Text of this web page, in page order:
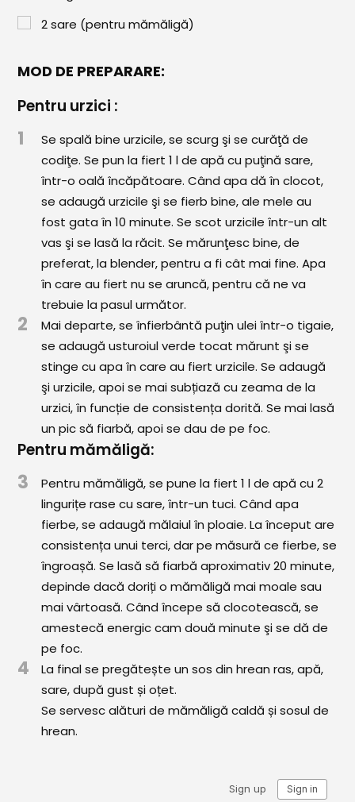
Supe și Ciorbe
Rețete Video
Comunitatea
Librărie
Adaugă o rețetă
Cum adăugăm o rețetă
Regulament de postare
CONCURS
2 sare (pentru mămăligă)
MOD DE PREPARARE:
Pentru urzici :
1
Se spală bine urzicile, se scurg şi se curăţă de
codiţe. Se pun la fiert 1 l de apă cu puţină sare,
într-o oală încăpătoare. Când apa dă în clocot,
se adaugă urzicile şi se fierb bine, ale mele au
fost gata în 10 minute. Se scot urzicile într-un alt
vas şi se lasă la răcit. Se mărunţesc bine, de
preferat, la blender, pentru a fi cât mai fine. Apa
în care au fiert nu se aruncă, pentru că ne va
trebuie la pasul următor.
2
Mai departe, se înfierbântă puţin ulei într-o tigaie,
se adaugă usturoiul verde tocat mărunt şi se
stinge cu apa în care au fiert urzicile. Se adaugă
şi urzicile, apoi se mai subțiază cu zeama de la
urzici, în funcție de consistența dorită. Se mai lasă
un pic să fiarbă, apoi se dau de pe foc.
Pentru mămăligă:
3
Pentru mămăligă, se pune la fiert 1 l de apă cu 2
lingurițe rase cu sare, într-un tuci. Când apa
fierbe, se adaugă mălaiul în ploaie. La început are
consistența unui terci, dar pe măsură ce fierbe, se
îngroașă. Se lasă să fiarbă aproximativ 20 minute,
depinde dacă doriți o mămăligă mai moale sau
mai vârtoasă. Când începe să clocotească, se
amestecă energic cam două minute şi se dă de
pe foc.
4
La final se pregătește un sos din hrean ras, apă,
sare, după gust și oțet.
Se servesc alături de mămăligă caldă și sosul de
hrean.